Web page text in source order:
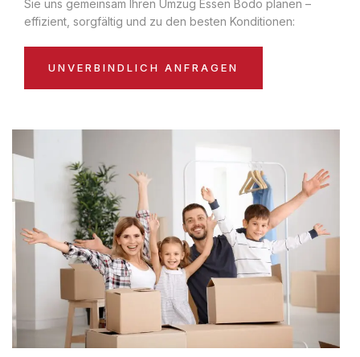
Sie uns gemeinsam Ihren Umzug Essen Bodo planen –
effizient, sorgfältig und zu den besten Konditionen:
UNVERBINDLICH ANFRAGEN